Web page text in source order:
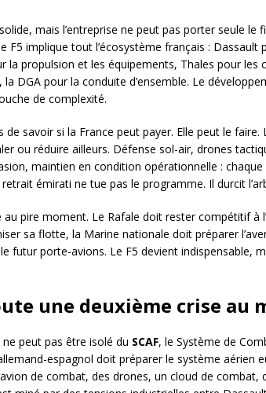
mais l’entreprise ne peut pas porter seule le
F5 implique tout l’écosystème français : Dassault
la propulsion et les équipements, Thales pour les
DGA pour la conduite d’ensemble. Le
de complexité.
de savoir si la France peut payer. Elle peut le
ou réduire ailleurs. Défense sol-air, drones
maintien en condition opérationnelle :
émirati ne tue pas le programme. Il durcit
pire moment. Le Rafale doit rester compétitif à
sa flotte, la Marine nationale doit préparer
futur porte-avions. Le F5 devient indispensable,
une deuxième crise au
peut pas être isolé du SCAF, le Système de
espagnol doit préparer le système aérien
de combat, des drones, un cloud de combat,